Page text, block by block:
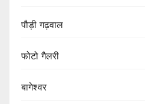
पौड़ी गढ़वाल
फोटो गैलरी
बागेश्वर